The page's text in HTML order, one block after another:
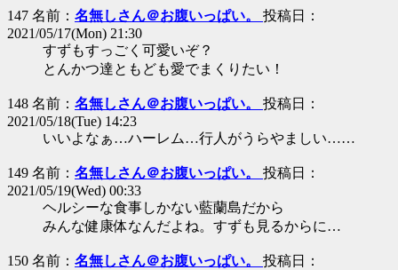
147 名前： 名無しさん＠お腹いっぱい。 投稿日：
2021/05/17(Mon) 21:30
すずもすっごく可愛いぞ？
とんかつ達ともども愛でまくりたい！
148 名前： 名無しさん＠お腹いっぱい。 投稿日：
2021/05/18(Tue) 14:23
いいよなぁ…ハーレム…行人がうらやましい……
149 名前： 名無しさん＠お腹いっぱい。 投稿日：
2021/05/19(Wed) 00:33
ヘルシーな食事しかない藍蘭島だから
みんな健康体なんだよね。すずも見るからに…
150 名前： 名無しさん＠お腹いっぱい。 投稿日：